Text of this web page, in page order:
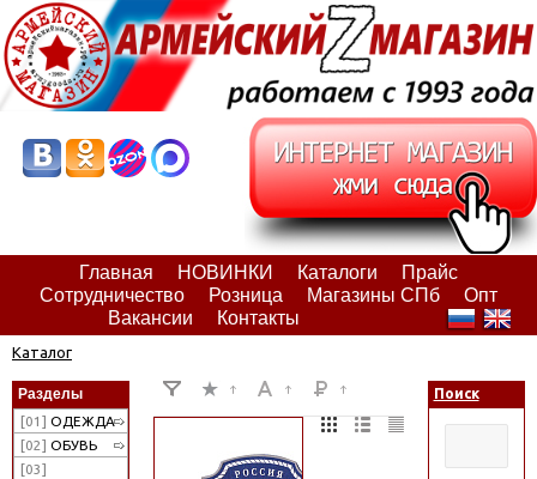
Главная НОВИНКИ Каталоги
Прайс
Сотрудничество
Розница Магазины СПб
Опт
Вакансии
Контакты
Каталог
Разделы
[01] ОДЕЖДА
[02] ОБУВЬ
[03]
Поиск